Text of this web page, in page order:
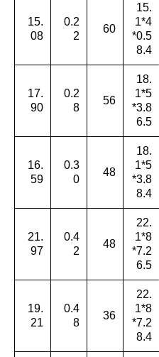
15.
4*1
0.5*
8.4
60
0.2
2
15.
08
18.
5*1
3.8*
6.5
56
0.2
8
17.
90
18.
5*1
3.8*
8.4
48
0.3
0
16.
59
22.
8*1
7.2*
6.5
48
0.4
2
21.
97
22.
8*1
7.2*
8.4
36
0.4
8
19.
21